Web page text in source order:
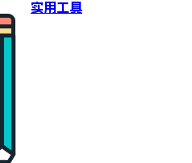
实用工具